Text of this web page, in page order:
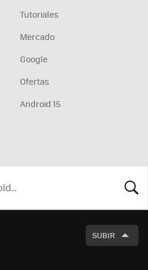
Tutoriales
Mercado
Google
Ofertas
Android 15
SUBIR